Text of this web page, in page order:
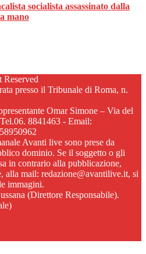
socialista assassinato dalla
mano
presso il Tribunale di Roma, n.
Omar Simone – Via del
8841463 - Email:
Avanti live sono prese da
dominio. Se il soggetto o gli
in contrario alla pubblicazione,
alla mail: redazione@avantilive.it, si
immagini.
(Direttore Responsabile).